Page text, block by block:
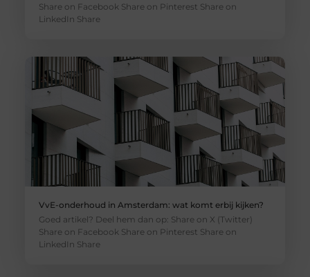
Share on Facebook Share on Pinterest Share on
LinkedIn Share
VvE-onderhoud in Amsterdam: wat komt erbij kijken?
Goed artikel? Deel hem dan op: Share on X (Twitter)
Share on Facebook Share on Pinterest Share on
LinkedIn Share